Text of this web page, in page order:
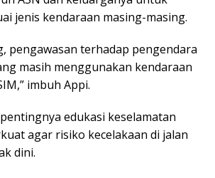
jenis kendaraan masing-masing.
pengawasan terhadap pengendara
masih menggunakan kendaraan
imbuh Appi.
edukasi keselamatan
agar risiko kecelakaan di jalan
dini.